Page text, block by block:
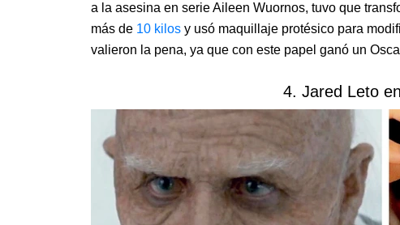
a la asesina en serie Aileen Wuornos, tuvo que
más de 10 kilos y usó maquillaje protésico para
valieron la pena, ya que con este papel ganó un
4. Jared Leto en